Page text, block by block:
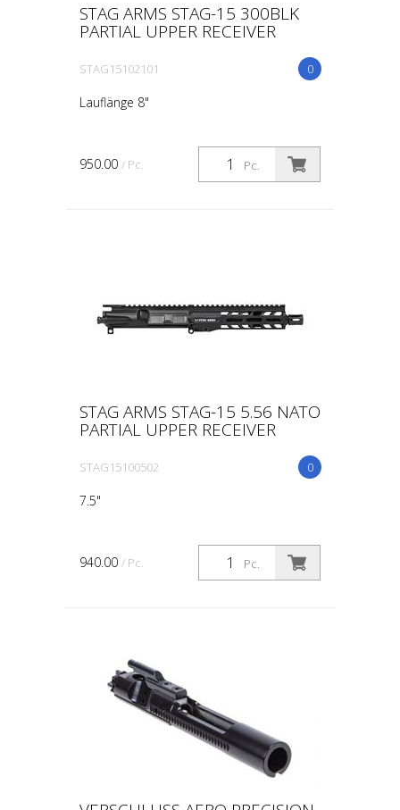
STAG ARMS STAG-15 300BLK
PARTIAL UPPER RECEIVER
0
STAG15102101
Lauflänge 8"
Pc.
950.00 / Pc.
STAG ARMS STAG-15 5.56 NATO
PARTIAL UPPER RECEIVER
0
STAG15100502
7.5"
Pc.
940.00 / Pc.